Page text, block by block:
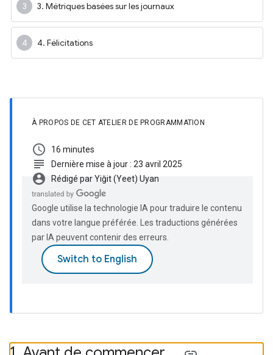
3. Métriques basées sur les journaux
4. Félicitations
À PROPOS DE CET ATELIER DE PROGRAMMATION
schedule 16 minutes
subject Dernière mise à jour : 23 avril 2025
account_circle Rédigé par Yiğit (Yeet) Uyan
Google utilise la technologie IA pour traduire le contenu
dans votre langue préférée. Les traductions générées
par IA peuvent contenir des erreurs.